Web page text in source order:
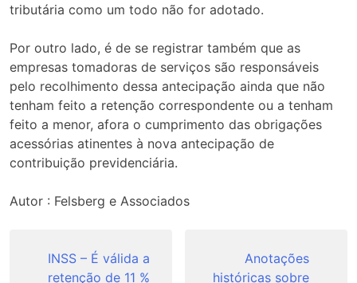
tributária como um todo não for adotado.
Por outro lado, é de se registrar também que as
empresas tomadoras de serviços são responsáveis
pelo recolhimento dessa antecipação ainda que não
tenham feito a retenção correspondente ou a tenham
feito a menor, afora o cumprimento das obrigações
acessórias atinentes à nova antecipação de
contribuição previdenciária.
Autor : Felsberg e Associados
INSS – É válida a
retenção de 11 %
Anotações
históricas sobre